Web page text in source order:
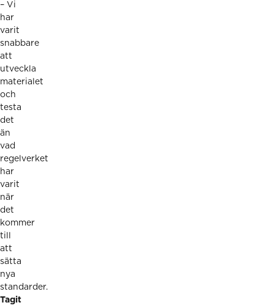
– Vi
har
varit
snabbare
att
utveckla
materialet
och
testa
det
än
vad
regelverket
har
varit
när
det
kommer
till
att
sätta
nya
standarder.
Tagit